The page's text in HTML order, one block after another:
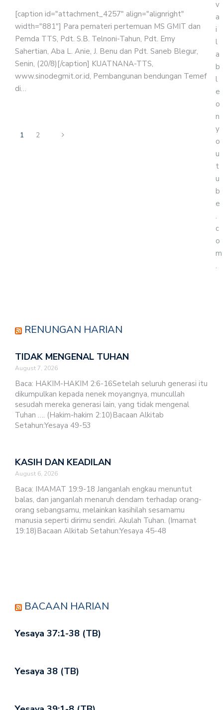
[caption id="attachment_4257" align="alignright"
width="881"] Para pemateri pertemuan MS GMIT dan
Pemda TTS, Pdt. S.B. Telnoni-Tahun, Pdt. Emy
Sahertian, Aba L. Anie, J. Benu dan Pdt. Saneb Blegur,
Senin, (20/8)[/caption] KUATNANA-TTS,
www.sinodegmit.or.id, Pembangunan bendungan Temef
di…
1 2
v
a
i
l
a
b
l
e
o
n
y
o
u
t
u
b
e
.
c
o
m
.
RENUNGAN HARIAN
TIDAK MENGENAL TUHAN
August 7, 2026
Baca: HAKIM-HAKIM 2:6-16Setelah seluruh generasi itu
dikumpulkan kepada nenek moyangnya, muncullah
sesudah mereka generasi lain, yang tidak mengenal
Tuhan …. (Hakim-hakim 2:10)Bacaan Alkitab
Setahun:Yesaya 49-53
KASIH DAN KEADILAN
August 6, 2026
Baca: IMAMAT 19:9-18 Janganlah engkau menuntut
balas, dan janganlah menaruh dendam terhadap orang-
orang sebangsamu, melainkan kasihilah sesamamu
manusia seperti dirimu sendiri. Akulah Tuhan. (Imamat
19:18)Bacaan Alkitab Setahun:Yesaya 45-48
BACAAN HARIAN
Yesaya 37:1-38 (TB)
Yesaya 38 (TB)